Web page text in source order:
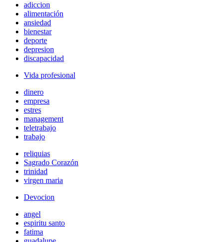
adiccion
alimentación
ansiedad
bienestar
deporte
depresion
discapacidad
Vida profesional
dinero
empresa
estres
management
teletrabajo
trabajo
reliquias
Sagrado Corazón
trinidad
virgen maria
Devocion
angel
espiritu santo
fatima